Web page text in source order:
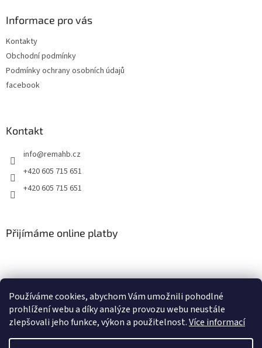
Používáme cookies, abychom Vám umožnili pohodlné
prohlížení webu a díky analýze provozu webu neustále
zlepšovali jeho funkce, výkon a použitelnost.Více informací
Informace pro vás
Kontakty
Obchodní podmínky
Podmínky ochrany osobních údajů
facebook
Kontakt
info@remahb.cz
+420 605 715 651
+420 605 715 651
Přijímáme online platby